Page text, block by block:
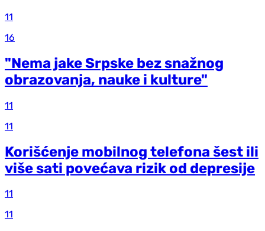
11
16
"Nema jake Srpske bez snažnog
obrazovanja, nauke i kulture"
11
11
Korišćenje mobilnog telefona šest ili
više sati povećava rizik od depresije
11
11